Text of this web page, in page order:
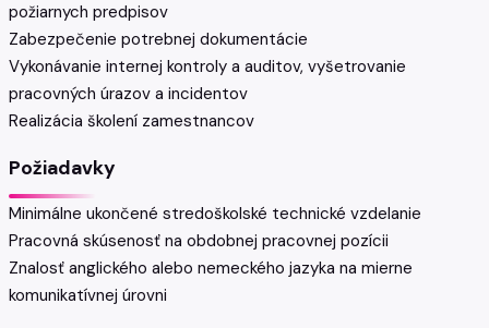
požiarnych predpisov
Zabezpečenie potrebnej dokumentácie
Vykonávanie internej kontroly a auditov, vyšetrovanie
pracovných úrazov a incidentov
Realizácia školení zamestnancov
Požiadavky
Minimálne ukončené stredoškolské technické vzdelanie
Pracovná skúsenosť na obdobnej pracovnej pozícii
Znalosť anglického alebo nemeckého jazyka na mierne
komunikatívnej úrovni